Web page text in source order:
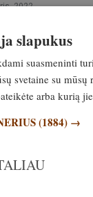
2022
šuniui
2021
slapukus
suasmeninti
svetaine su
arba kurią
(1884) →